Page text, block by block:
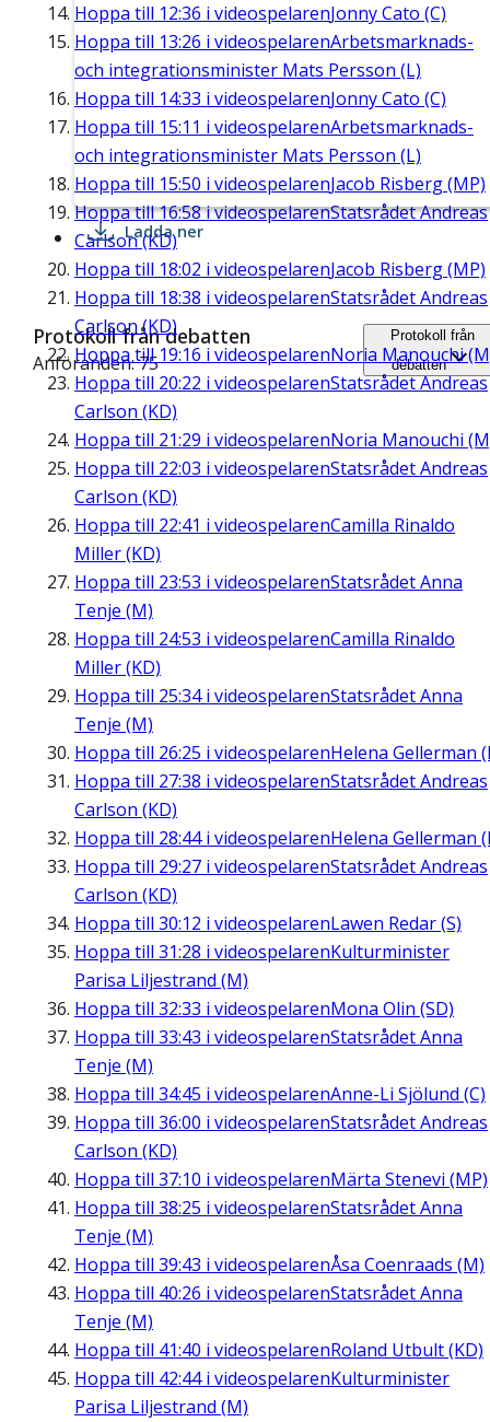
Hoppa till 12:36 i videospelarenJonny Cato (C)
Hoppa till 13:26 i videospelarenArbetsmarknads-
och integrationsminister Mats Persson (L)
Hoppa till 14:33 i videospelarenJonny Cato (C)
Hoppa till 15:11 i videospelarenArbetsmarknads-
och integrationsminister Mats Persson (L)
Hoppa till 15:50 i videospelarenJacob Risberg (MP)
Hoppa till16:58i videospelarenStatsrådet Andreas
Carlson (KD)
Hoppa till 18:02 i videospelarenJacob Risberg (MP)
Hoppa till 18:38 i videospelarenStatsrådet Andreas
Carlson (KD)
Hoppa till19:16 i videospelarenNoria Manouchi
Hoppa till 20:22 i videospelarenStatsrådet Andreas
Carlson (KD)
Hoppa till 21:29 i videospelarenNoria Manouchi
Hoppa till 22:03 i videospelarenStatsrådet Andreas
Carlson (KD)
Hoppa till 22:41 i videospelarenCamilla Rinaldo
Miller (KD)
Hoppa till 23:53 i videospelarenStatsrådet Anna
Tenje (M)
Hoppa till 24:53 i videospelarenCamilla Rinaldo
Miller (KD)
Hoppa till 25:34i videospelarenStatsrådet Anna
Tenje (M)
Hoppa till 26:25 i videospelarenHelena Gellerman
Hoppa till 27:38 i videospelarenStatsrådet Andreas
Carlson (KD)
Hoppa till 28:44i videospelarenHelena Gellerman
Hoppa till 29:27 i videospelarenStatsrådet Andreas
Carlson (KD)
Hoppa till 30:12 i videospelarenLawen Redar (S)
Hoppa till 31:28 i videospelarenKulturminister
Parisa Liljestrand (M)
Hoppa till 32:33 i videospelarenMona Olin (SD)
Hoppa till 33:43 i videospelarenStatsrådet Anna
Tenje (M)
Hoppa till 34:45 i videospelarenAnne-Li Sjölund (C)
Hoppa till 36:00 i videospelarenStatsrådet Andreas
Carlson (KD)
Hoppa till 37:10 i videospelarenMärta Stenevi (MP)
Hoppa till 38:25 i videospelarenStatsrådet Anna
Tenje (M)
Hoppa till 39:43 i videospelarenÅsa Coenraads (M)
Hoppa till 40:26 i videospelarenStatsrådet Anna
Tenje (M)
Hoppa till 41:40 i videospelarenRoland Utbult (KD)
Hoppa till 42:44i videospelarenKulturminister
Parisa Liljestrand (M)
Ladda ner
Protokoll från debatten
Anföranden: 75
Protokoll från
debatten